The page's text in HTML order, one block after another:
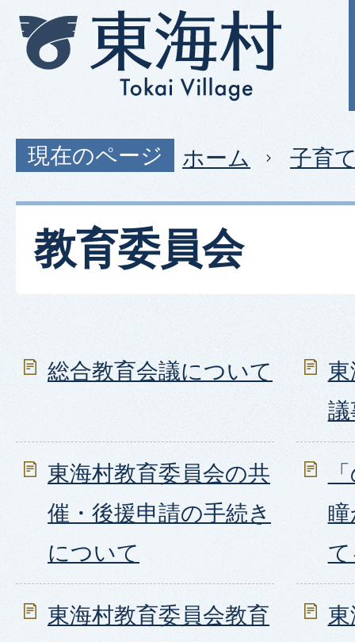
現在のページ ホーム 子育
教育委員会
総合教育会議について
東海村教育委員会の共
催・後援申請の手続き
について
東海村教育委員会教育